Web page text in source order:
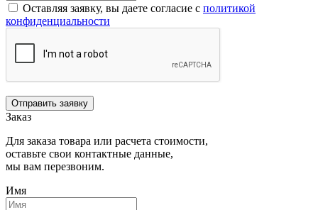
Оставляя заявку, вы даете согласие с политикой
конфиденциальности
Отправить заявку
Заказ
Для заказа товара или расчета стоимости,
оставьте свои контактные данные,
мы вам перезвоним.
Имя